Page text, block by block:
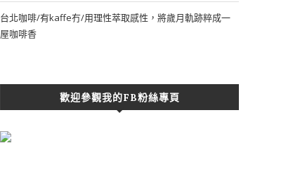
台北咖啡/有kaffe冇/用理性萃取感性，將歲月軌跡粹成一
屋咖啡香
歡迎參觀我的FB粉絲專頁